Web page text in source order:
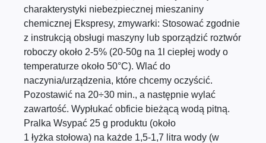
charakterystyki niebezpiecznej mieszaniny
chemicznej Ekspresy, zmywarki: Stosować zgodnie
z instrukcją obsługi maszyny lub sporządzić roztwór
roboczy około 2-5% (20-50g na 1l ciepłej wody o
temperaturze około 50°C). Wlać do
naczynia/urządzenia, które chcemy oczyścić.
Pozostawić na 20÷30 min., a następnie wylać
zawartość. Wypłukać obficie bieżącą wodą pitną.
Pralka Wsypać 25 g produktu (około
1 łyżka stołowa) na każde 1,5-1,7 litra wody (w